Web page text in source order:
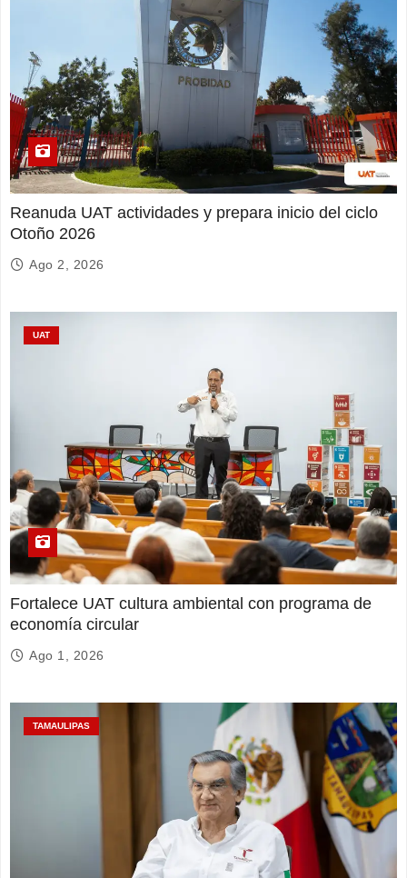
Reanuda UAT actividades y prepara inicio del ciclo
Otoño 2026
Ago 2, 2026
UAT
Fortalece UAT cultura ambiental con programa de
economía circular
Ago 1, 2026
TAMAULIPAS